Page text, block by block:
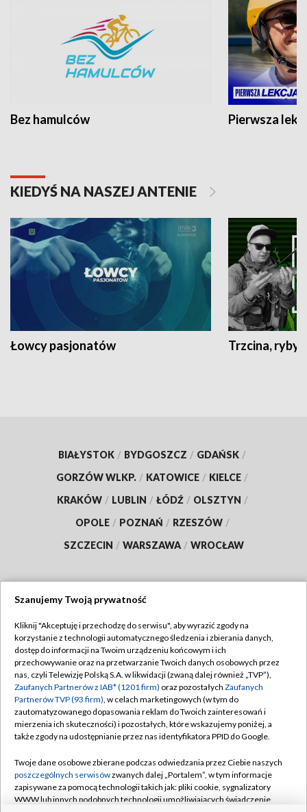
Bez hamulców Pierwsza
KIEDYŚ NA NASZEJ ANTENIE
Łowcy pasjonatów Trzcina, ryby
BIAŁYSTOK / BYDGOSZCZ / GDAŃSK /
GORZÓW WLKP. / KATOWICE / KIELCE /
KRAKÓW / LUBLIN / ŁÓDŹ / OLSZTYN /
OPOLE / POZNAŃ / RZESZÓW /
SZCZECIN / WARSZAWA / WROCŁAW
TVP
Abonament TVP
Emisja w TVP
Centrum informacji TVP
Naziemna Telewizja Cyfrowa
Rada Programowa
System NOS
Regulamin TVP
Polityka prywatności
Moje zgody
Pomoc
Kontakt
Szanujemy Twoją prywatność
Kliknij "Akceptuję i przechodzę do serwisu", aby wyrazić zgody na
korzystanie z technologii automatycznego śledzenia i zbierania danych,
dostęp do informacji na Twoim urządzeniu końcowym i ich
przechowywanie oraz na przetwarzanie Twoich danych osobowych przez
nas, czyli Telewizję Polską S.A. w likwidacji (zwaną dalej również „TVP”),
Zaufanych Partnerów z IAB* (1201 firm) oraz pozostałych Zaufanych
Partnerów TVP (93 firm), w celach marketingowych (w tym do
zautomatyzowanego dopasowania reklam do Twoich zainteresowań i
mierzenia ich skuteczności) i pozostałych, które wskazujemy poniżej, a
także zgody na udostępnianie przez nas identyfikatora PPID do Google.
Twoje dane osobowe zbierane podczas odwiedzania przez Ciebie naszych
poszczególnych serwisówzwanych dalej „Portalem”, w tym informacje
zapisywane za pomocą technologii takich jak: pliki cookie, sygnalizatory
WWW lub innych podobnych technologii umożliwiających świadczenie